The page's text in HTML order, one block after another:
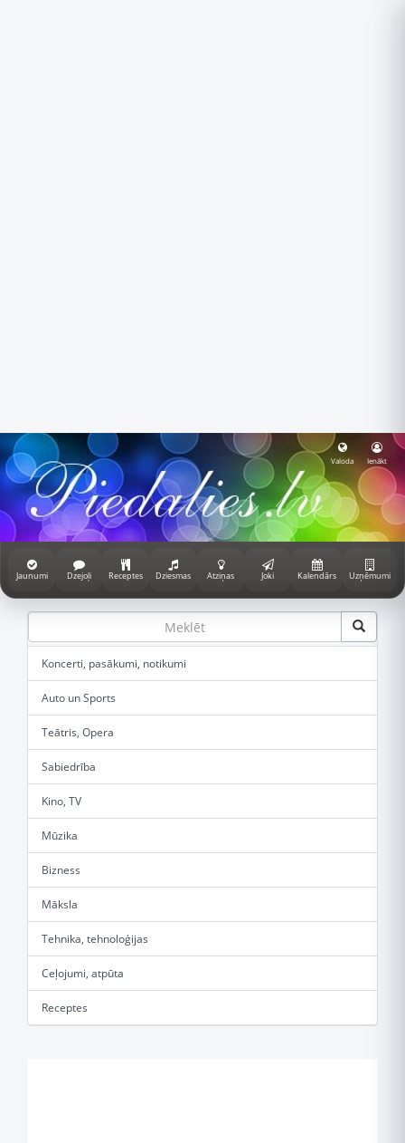
Valoda Ienākt
Jaunumi Dzejoļi Receptes Dziesmas Atziņas Joki Kalendārs Uzņēmumi
Koncerti, pasākumi, notikumi
Auto un Sports
Teātris, Opera
Sabiedrība
Kino, TV
Mūzika
Bizness
Māksla
Tehnika, tehnoloģijas
Ceļojumi, atpūta
Receptes